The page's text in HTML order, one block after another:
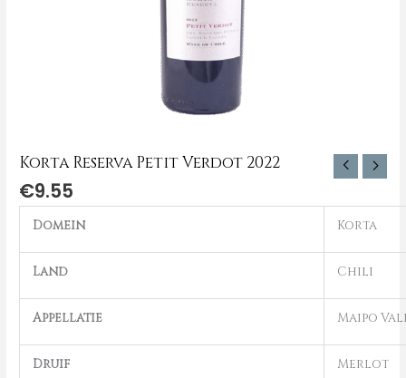
Korta Reserva Petit Verdot 2022
€9.55
Domein Korta
Land Chili
Appellatie Maipo
Druif Merlot